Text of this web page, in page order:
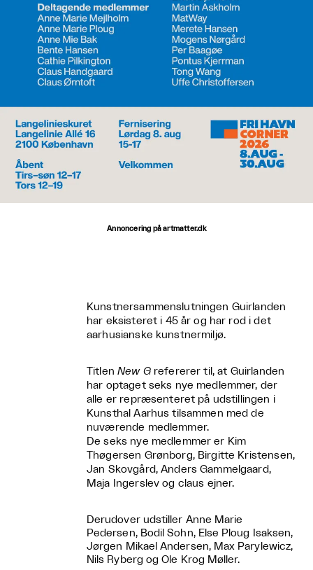
Annoncering på artmatter.dk
Kunstnersammenslutningen Guirlanden
har eksisteret i 45 år og har rod i det
aarhusianske kunstnermiljø.
TitlenNew Grefererer til, at Guirlanden
har optaget seks nye medlemmer, der
alle er repræsenteret på udstillingen i
Kunsthal Aarhus tilsammen med de
nuværende medlemmer.
De seks nye medlemmer er Kim
Thøgersen Grønborg, Birgitte Kristensen,
Jan Skovgård, Anders Gammelgaard,
Maja Ingerslev og claus ejner.
Derudover udstiller Anne Marie
Pedersen, Bodil Sohn, Else Ploug Isaksen,
Jørgen Mikael Andersen, Max Parylewicz,
Nils Ryberg og Ole Krog Møller.